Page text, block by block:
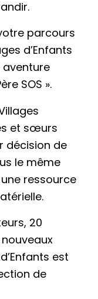
parcours
d’Enfants
SOS ».
et sœurs
décision de
le même
ressource
20
est
de